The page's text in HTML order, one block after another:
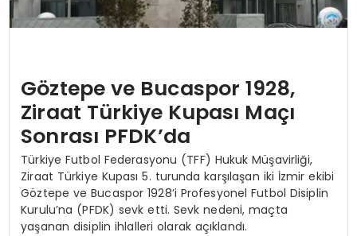
YAŞAM
Göztepe ve Bucaspor 1928,
Ziraat Türkiye Kupası Maçı
Sonrası PFDK’da
Türkiye Futbol Federasyonu (TFF) Hukuk Müşavirliği,
Ziraat Türkiye Kupası 5. turunda karşılaşan iki İzmir ekibi
Göztepe ve Bucaspor 1928’i Profesyonel Futbol Disiplin
Kurulu’na (PFDK) sevk etti. Sevk nedeni, maçta
yaşanan disiplin ihlalleri olarak açıklandı.